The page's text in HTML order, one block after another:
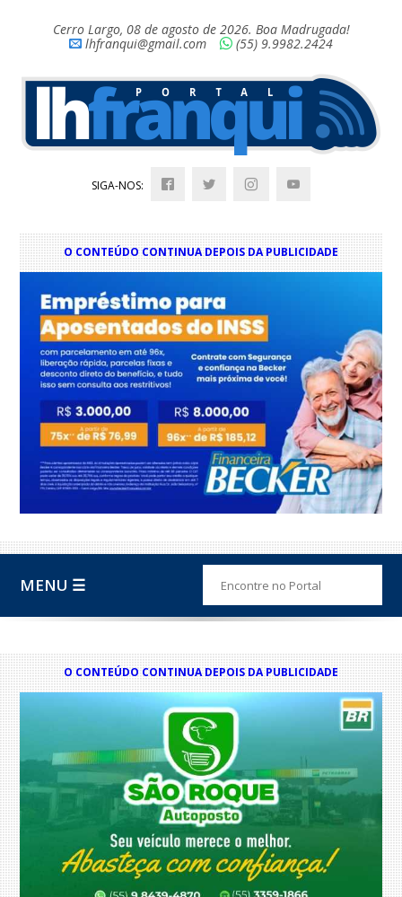
Cerro Largo, 08 de agosto de 2026. Boa Madrugada!
lhfranqui@gmail.com
(55) 9.9982.2424
SIGA-NOS:
O CONTEÚDO CONTINUA DEPOIS DA PUBLICIDADE
MENU ☰
O CONTEÚDO CONTINUA DEPOIS DA PUBLICIDADE